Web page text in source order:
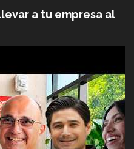
a tu empresa al